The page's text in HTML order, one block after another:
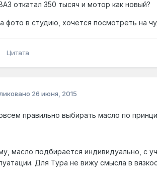
откатал 350 тысяч и мотор как новый?
фото в студию, хочется посмотреть на
Цитата
26 июня, 2015
правильно выбирать масло по
масло подбирается индивидуально, с
Для Тура не вижу смысла в